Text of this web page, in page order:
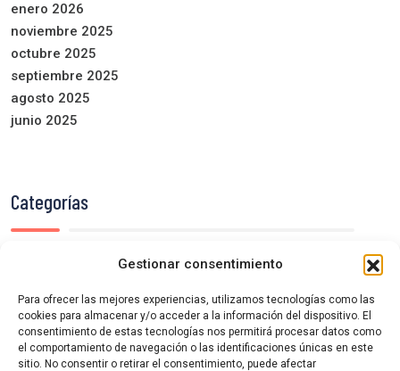
Gestionar consentimiento
Para ofrecer las mejores experiencias, utilizamos tecnologías como las
cookies para almacenar y/o acceder a la información del dispositivo. El
consentimiento de estas tecnologías nos permitirá procesar datos como
el comportamiento de navegación o las identificaciones únicas en este
sitio. No consentir o retirar el consentimiento, puede afectar
enero 2026
noviembre 2025
octubre 2025
septiembre 2025
agosto 2025
junio 2025
Categorías
Semana de Cine de Cuéllar
Sin categoría